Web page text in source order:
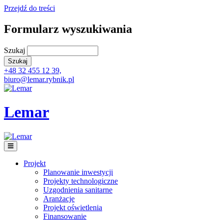
Przejdź do treści
Formularz wyszukiwania
Szukaj
+48 32 455 12 39,
biuro@lemar.rybnik.pl
Lemar
Projekt
Planowanie inwestycji
Projekty technologiczne
Uzgodnienia sanitarne
Aranżacje
Projekt oświetlenia
Finansowanie